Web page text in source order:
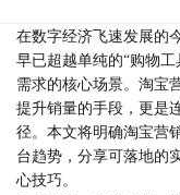
在数字经济飞速发展的
早已超越单纯的“购物
需求的核心场景。淘宝
提升销量的手段，更是
径。本文将明确淘宝营
台趋势，分享可落地的
心技巧。